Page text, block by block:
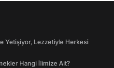
Yetişiyor, Lezzetiyle Herkesi
Hangi İlimize Ait?